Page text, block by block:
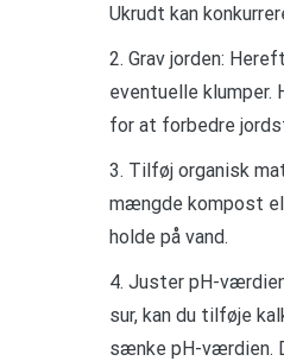
Ukrudt kan
2. Grav jorden:
eventuelle
for at forbedre
3. Tilføj organisk
mængde kompost
holde på vand.
4. Juster pH-
sur, kan du tilføje
sænke pH-værdien.